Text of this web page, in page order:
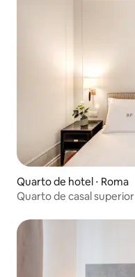
Quarto de hotel ⋅ Roma
Quarto de casal superior